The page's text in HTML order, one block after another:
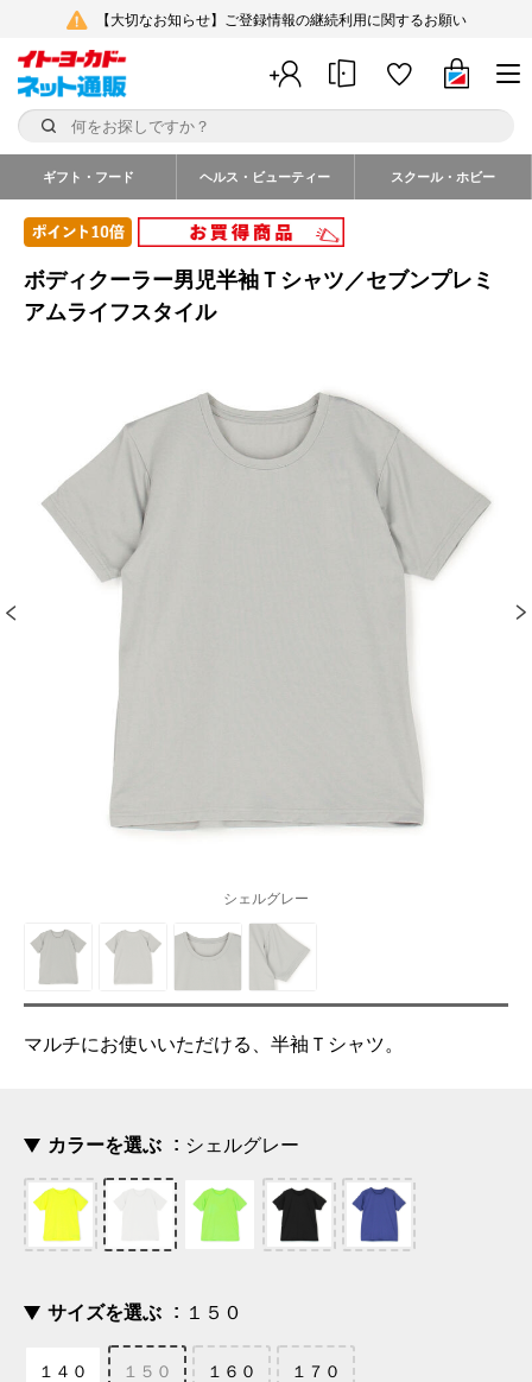
【大切なお知らせ】ご登録情報の継続利用に関するお願い
ギフト・フード ヘルス・ビューティー スクール・ホビー
ボディクーラー男児半袖Ｔシャツ／セブンプレミ
アムライフスタイル
シェルグレー
マルチにお使いいただける、半袖Ｔシャツ。
カラーを選ぶ シェルグレー
サイズを選ぶ １５０
１４０ １５０ １６０ １７０